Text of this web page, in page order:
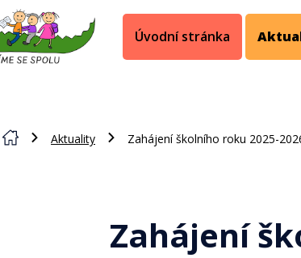
Úvodní stránka
Aktuality Zahájení školního roku 2025-
Zahájení